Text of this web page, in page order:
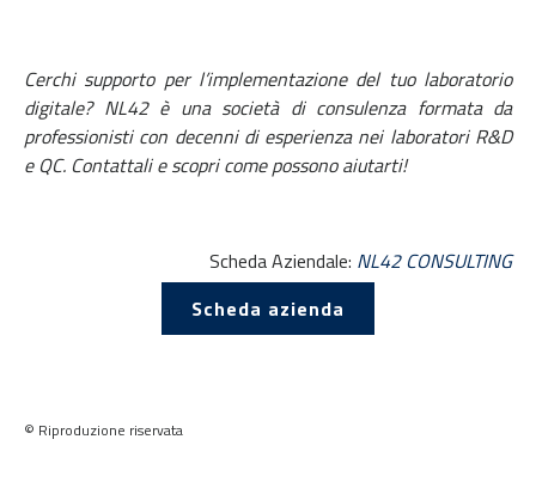
Cerchi supporto per l’implementazione del tuo laboratorio
digitale? NL42 è una società di consulenza formata da
professionisti con decenni di esperienza nei laboratori R&D
e QC. Contattali e scopri come possono aiutarti!
Scheda Aziendale: NL42 CONSULTING
Scheda azienda
© Riproduzione riservata